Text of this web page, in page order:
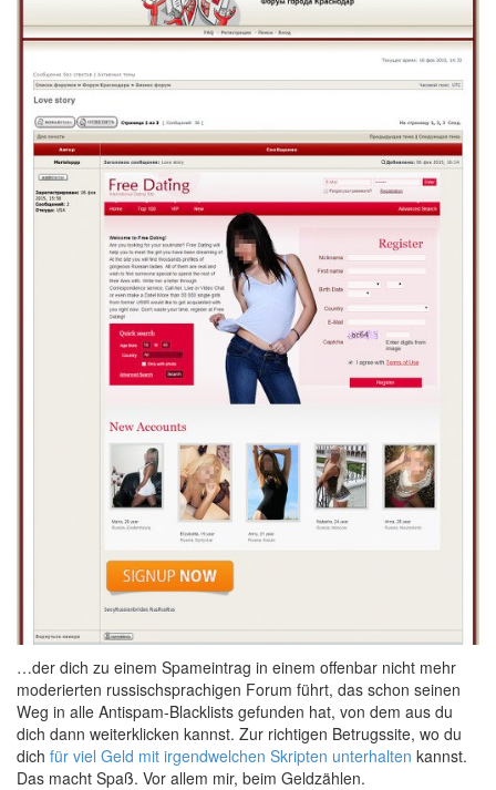
…der dich zu einem Spameintrag in einem offenbar nicht mehr
moderierten russischsprachigen Forum führt, das schon seinen
Weg in alle Antispam-Blacklists gefunden hat, von dem aus du
dich dann weiterklicken kannst. Zur richtigen Betrugssite, wo du
dich für viel Geld mit irgendwelchen Skripten unterhalten kannst.
Das macht Spaß. Vor allem mir, beim Geldzählen.